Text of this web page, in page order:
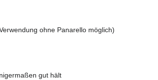
ohne Panarello möglich)
gut hält